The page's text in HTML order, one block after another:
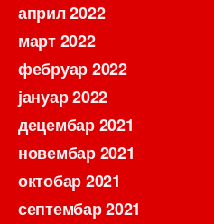
април 2022
март 2022
фебруар 2022
јануар 2022
децембар 2021
новембар 2021
октобар 2021
септембар 2021